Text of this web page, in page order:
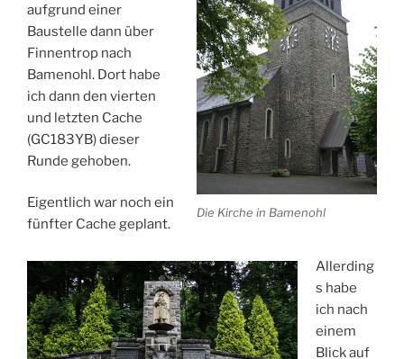
Die Kirche in Bamenohl
aufgrund einer
Baustelle dann über
Finnentrop nach
Bamenohl. Dort habe
ich dann den vierten
und letzten Cache
(GC183YB) dieser
Runde gehoben.
Eigentlich war noch ein
fünfter Cache geplant.
Allerding
s habe
ich nach
einem
Blick auf